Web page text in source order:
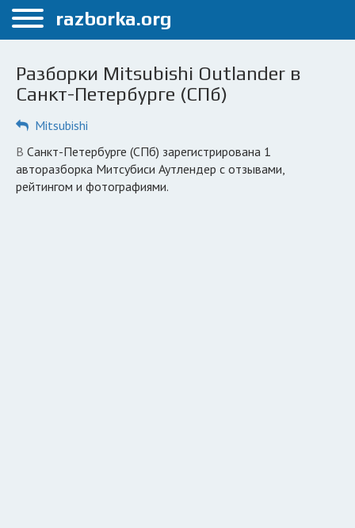
Меню
Санкт-Петербург
Автосервисы
Разборки Mitsubishi Outlander в
Санкт-Петербурге (СПб)
Mitsubishi
в Санкт-Петербурге (СПб) зарегистрирована 1
авторазборка Митсубиси Аутлендер с отзывами,
рейтингом и фотографиями.
razborka.org